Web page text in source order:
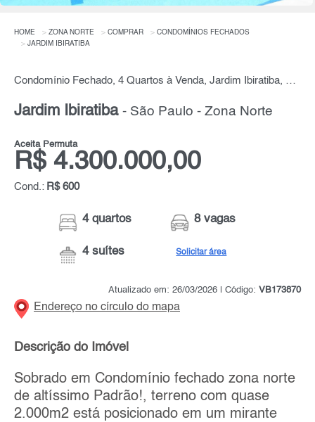
HOME ZONA NORTE COMPRAR
CONDOMÍNIOS FECHADOS
JARDIM IBIRATIBA
Condomínio Fechado, 4 Quartos à Venda, Jardim Ibiratiba, por R$ 4.300.000,00
Jardim Ibiratiba - São Paulo - Zona Norte
Aceita Permuta
R$ 4.300.000,00
Cond.: R$ 600
4 quartos
4 suítes
8 vagas
Solicitar área
Atualizado em: 26/03/2026 | Código: VB173870
Endereço no círculo do mapa
Descrição do Imóvel
Sobrado em Condomínio fechado zona norte
de altíssimo Padrão!, terreno com quase
2.000m2 está posicionado em um mirante